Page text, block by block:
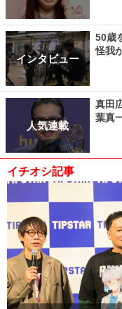
インタビュー
50歳
怪我
人気連載
真田
葉真
イチオシ記事